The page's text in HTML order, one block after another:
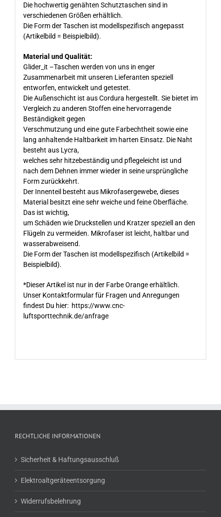
Die hochwertig genähten Schutztaschen sind in
verschiedenen Größen erhältlich.
Die Form der Taschen ist modellspezifisch angepasst
(Artikelbild = Beispielbild).
Material und Qualität:
Glider_it –Taschen werden von uns in enger
Zusammenarbeit mit unseren Lieferanten speziell
entworfen, entwickelt und getestet.
Die Außenschicht ist aus Cordura hergestellt. Sie bietet im
Vergleich zu anderen Stoffen eine hervorragende
Beständigkeit gegen
Verschmutzung und eine gute Farbechtheit sowie eine
lang anhaltende Haltbarkeit im harten Einsatz. Die Naht
besteht aus Lycra,
welches sehr hitzebeständig und pflegeleicht ist und
nach dem Dehnen immer wieder in seine ursprüngliche
Form zurückkehrt.
Der Innenteil besteht aus Mikrofasergewebe, dieses
Material besitzt eine sehr weiche und feine Oberfläche.
Das ist wichtig,
um Schäden wie Druckstellen und Kratzer speziell an den
Flügeln zu vermeiden. Mikrofaser ist leicht, haltbar und
wasserabweisend.
Die Form der Taschen ist modellspezifisch (Artikelbild =
Beispielbild).
*Dieser Artikel ist nur in der Farbe Orange erhältlich.
Unser Kontaktformular für Fragen und Anregungen
findest Du hier: https://www.cnc-
luftsporttechnik.de/anfrage
RECHTLICHE INFORMATIONEN
Sicherheit & Haftungsausschluß
Elektroaltgeräteentsorgung
Widerrufsbelehrung